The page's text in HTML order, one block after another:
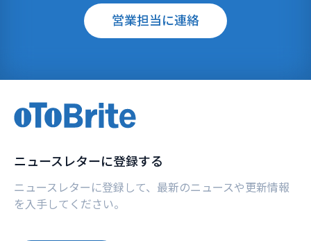
営業担当に連絡
ニュースレターに登録する
ニュースレターに登録して、最新のニュースや更新情報
を入手してください。